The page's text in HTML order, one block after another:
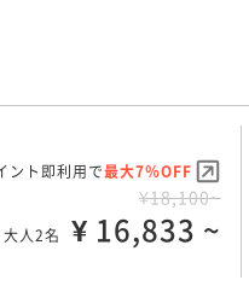
ント即利用で最大7％OFF
¥18,100~
大人2名 ¥ 16,833 ~